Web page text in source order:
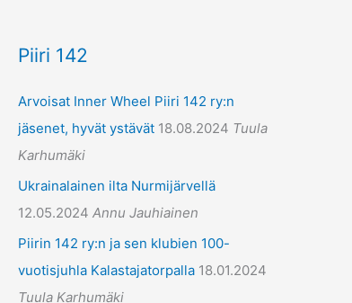
Piiri 142
Arvoisat Inner Wheel Piiri 142 ry:n
jäsenet, hyvät ystävät 18.08.2024 Tuula
Karhumäki
Ukrainalainen ilta Nurmijärvellä
12.05.2024 Annu Jauhiainen
Piirin 142 ry:n ja sen klubien 100-
vuotisjuhla Kalastajatorpalla 18.01.2024
Tuula Karhumäki